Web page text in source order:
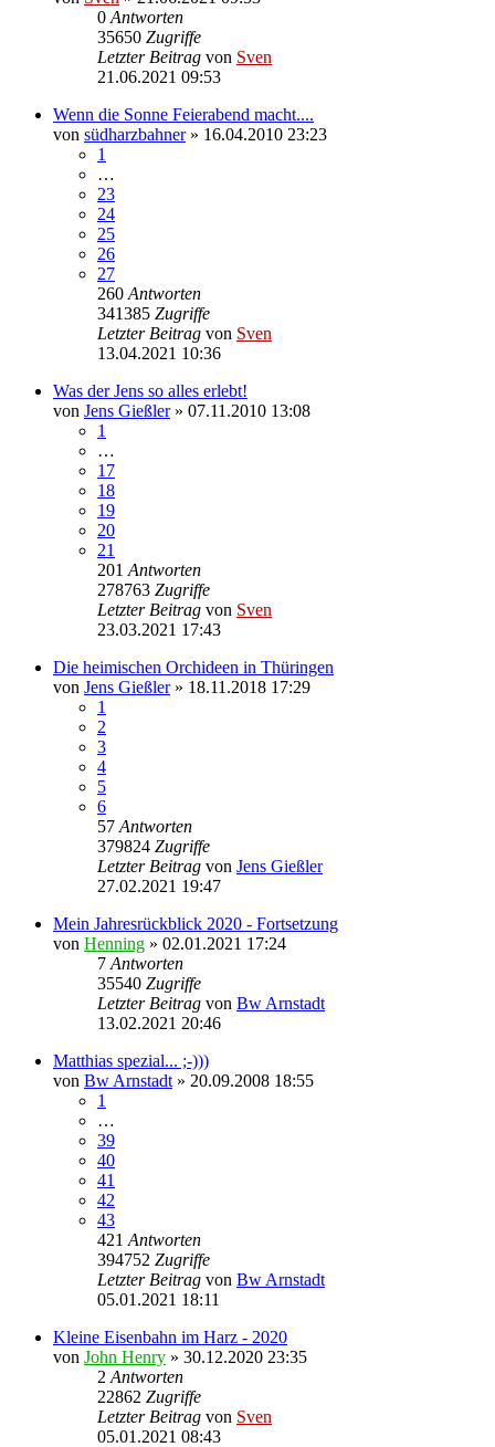
0 Antworten
35650 Zugriffe
Letzter Beitrag von Sven
21.06.2021 09:53
Wenn die Sonne Feierabend macht....
von südharzbahner» 16.04.2010 23:23
1
…
23
24
25
26
27
260 Antworten
341385 Zugriffe
Letzter Beitrag von Sven
13.04.2021 10:36
Was der Jens so alles erlebt!
von Jens Gießler» 07.11.2010 13:08
1
…
17
18
19
20
21
201 Antworten
278763 Zugriffe
Letzter Beitrag von Sven
23.03.2021 17:43
Die heimischen Orchideen in Thüringen
von Jens Gießler» 18.11.2018 17:29
1
2
3
4
5
6
57 Antworten
379824 Zugriffe
Letzter Beitrag von Jens Gießler
27.02.2021 19:47
Mein Jahresrückblick 2020 - Fortsetzung
von Henning » 02.01.2021 17:24
7 Antworten
35540 Zugriffe
Letzter Beitrag von Bw Arnstadt
13.02.2021 20:46
Matthias spezial... ;-)))
von Bw Arnstadt » 20.09.2008 18:55
1
…
39
40
41
42
43
421 Antworten
394752 Zugriffe
Letzter Beitrag von Bw Arnstadt
05.01.2021 18:11
Kleine Eisenbahn im Harz - 2020
von John Henry » 30.12.2020 23:35
2 Antworten
22862 Zugriffe
Letzter Beitrag von Sven
05.01.2021 08:43